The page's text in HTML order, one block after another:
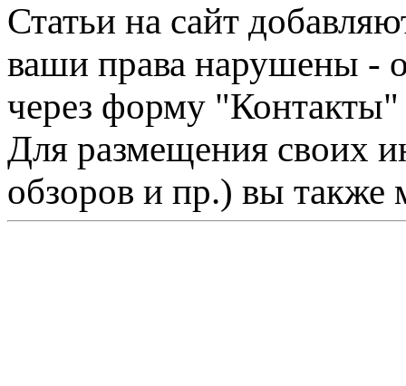
Статьи на сайт
ваши права нарушены -
через форму "Контакты"
Для размещения своих
обзоров и пр.) вы также